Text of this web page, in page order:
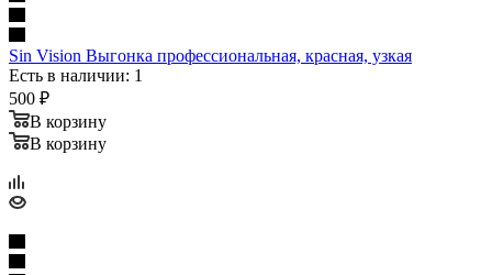
Sin Vision Выгонка профеccиональная, красная, узкая
Есть в наличии: 1
500 ₽
В корзину
В корзину